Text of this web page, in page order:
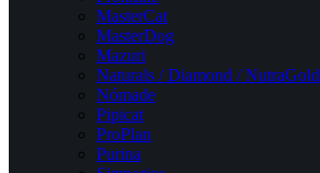
MasterCat
MasterDog
Mazuri
Naturals / Diamond / NutraGold
Nómade
Pipicat
ProPlan
Purina